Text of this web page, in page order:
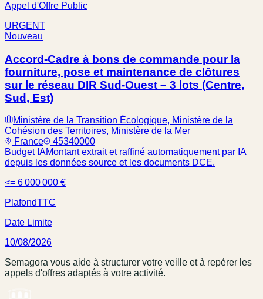
Appel d'Offre Public
URGENT
Nouveau
Accord-Cadre à bons de commande pour la
fourniture, pose et maintenance de clôtures
sur le réseau DIR Sud-Ouest – 3 lots (Centre,
Sud, Est)
Ministère de la Transition Écologique, Ministère de la
Cohésion des Territoires, Ministère de la Mer
France
45340000
Budget IAMontant extrait et raffiné automatiquement par IA
depuis les données source et les documents DCE.
<= 6 000 000 €
PlafondTTC
Date Limite
10/08/2026
Semagora vous aide à structurer votre veille et à repérer les
appels d'offres adaptés à votre activité.